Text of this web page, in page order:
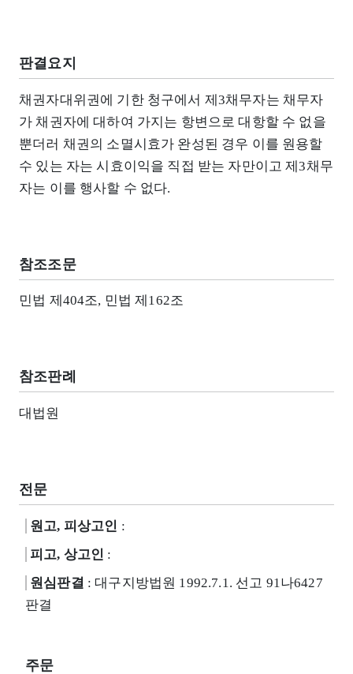
판결요지
채권자대위권에 기한 청구에서 제3채무자는 채무자
가 채권자에 대하여 가지는 항변으로 대항할 수 없을
뿐더러 채권의 소멸시효가 완성된 경우 이를 원용할
수 있는 자는 시효이익을 직접 받는 자만이고 제3채무
자는 이를 행사할 수 없다.
참조조문
민법 제404조, 민법 제162조
참조판례
대법원
전문
원고, 피상고인 :
피고, 상고인 :
원심판결 : 대구지방법원 1992.7.1. 선고 91나6427
판결
주문